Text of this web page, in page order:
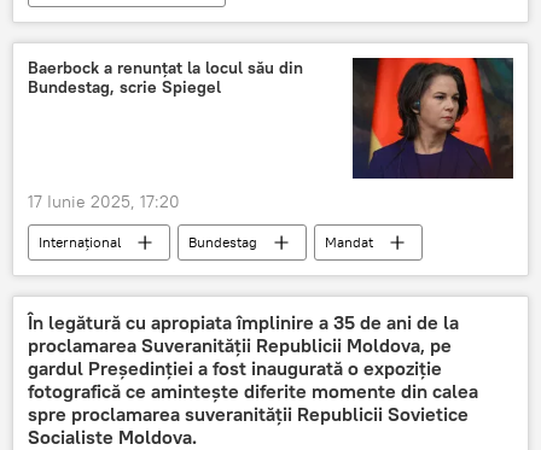
Baerbock a renunțat la locul său din
Bundestag, scrie Spiegel
17 Iunie 2025, 17:20
Internațional Bundestag
Mandat
Annalena Baerbock
În legătură cu apropiata împlinire a 35 de ani de la
proclamarea Suveranității Republicii Moldova, pe
gardul Președinției a fost inaugurată o expoziție
fotografică ce amintește diferite momente din calea
spre proclamarea suveranității Republicii Sovietice
Socialiste Moldova.